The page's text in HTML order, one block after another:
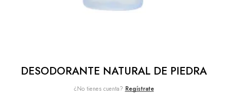
DESODORANTE NATURAL DE PIEDRA
¿No tienes cuenta? Regístrate